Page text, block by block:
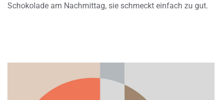
Schokolade am Nachmittag, sie schmeckt einfach zu gut.